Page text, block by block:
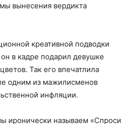
вынесения вердикта
креативной подводки
в кадре подарил девушке
Так его впечатлила
одним из мажилисменов
инфляции.
иронически называем «Спроси